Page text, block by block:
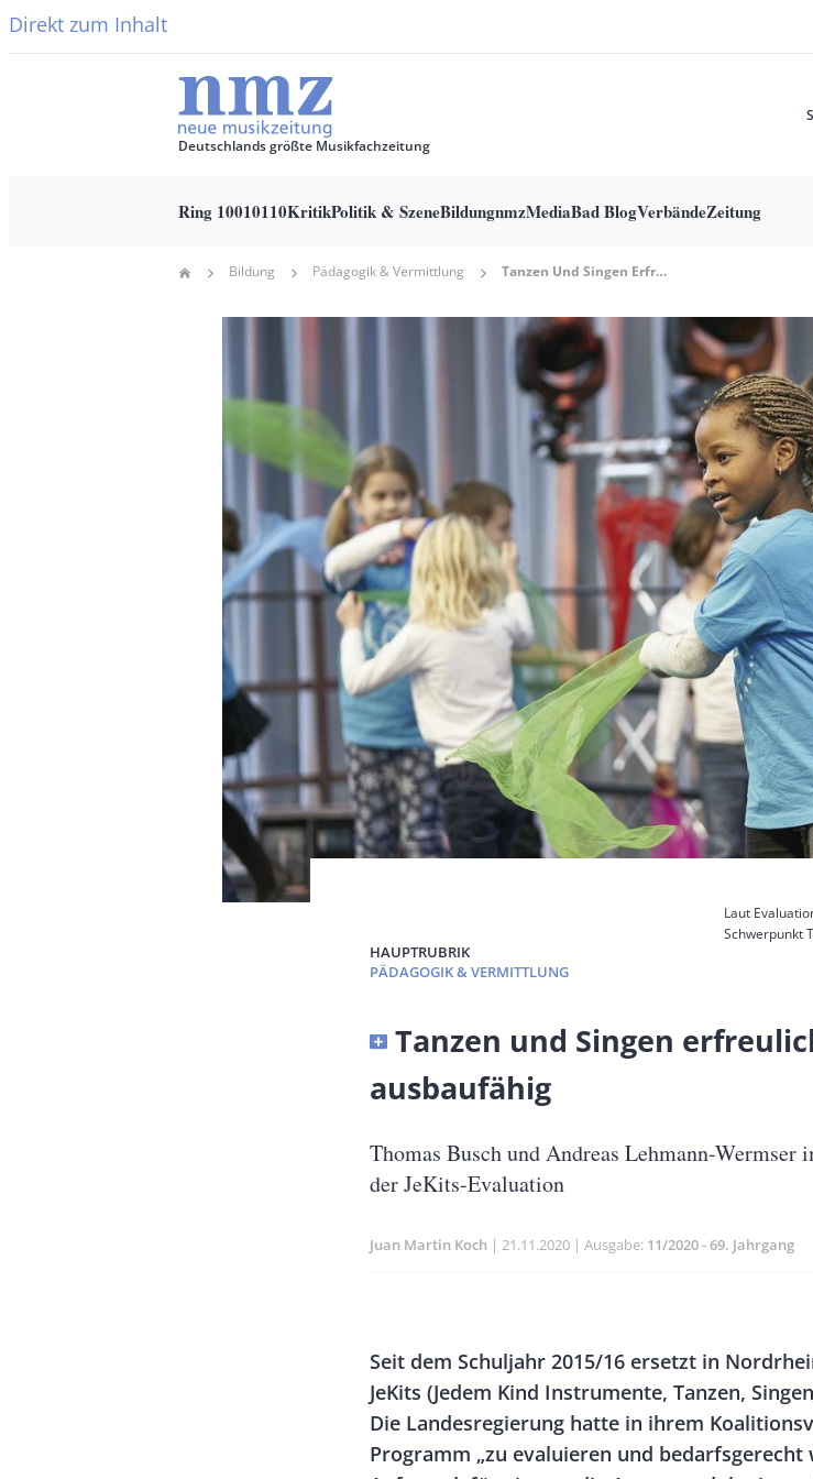
Direkt zum Inhalt
Deutschlands größte Musikfachzeitung
navigation
Ring 10010110KritikPolitik & SzeneBildungnmzMediaBad BlogVerbändeZeitung
Pfadnavigation
Home Bildung Pädagogik & Vermittlung Tanzen Und Singen Erfreulich, Co-Teaching Ausbaufähig
Laut
Schwerpunkt
HAUPTRUBRIK
PÄDAGOGIK & VERMITTLUNG
Banner
Size
Tanzen und Singen
ausbaufähig
Untertitel
Thomas Busch und Andreas Lehmann-Wermser
der JeKits-Evaluation
Juan Martin Koch Publikationsdatum
21.11.2020 Ausgabe 11/2020 - 69. Jahrgang
Rectangle
Left
Right
Body
Seit dem Schuljahr 2015/16 ersetzt in
JeKits (Jedem Kind Instrumente, Tanzen,
Die Landesregierung hatte in ihrem
Programm „zu evaluieren und